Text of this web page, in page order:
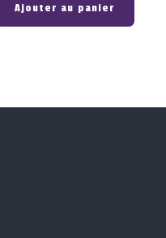
Ajouter au panier